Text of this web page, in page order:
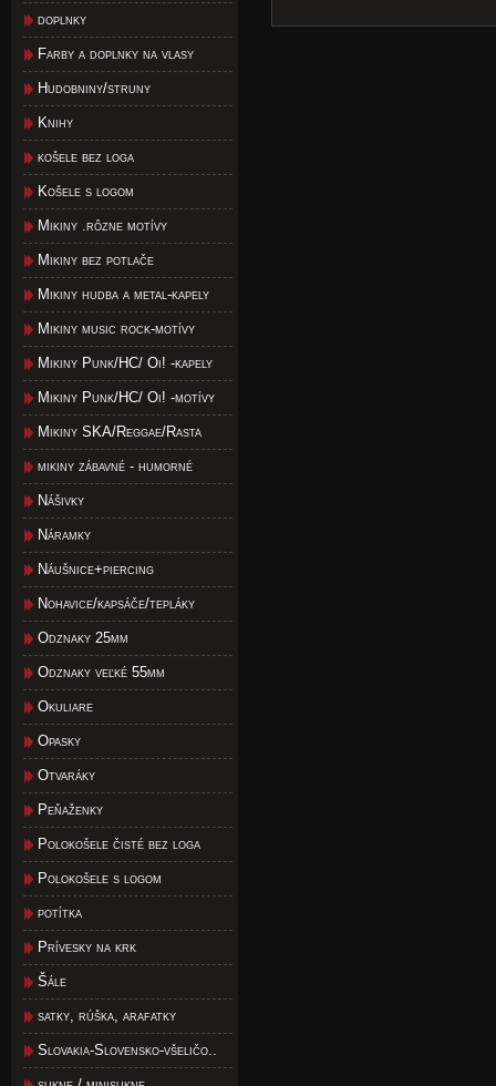
doplnky
Farby a doplnky na vlasy
Hudobniny/struny
Knihy
košele bez loga
Košele s logom
Mikiny .rôzne motívy
Mikiny bez potlače
Mikiny hudba a metal-kapely
Mikiny music rock-motívy
Mikiny Punk/HC/ Oi! -kapely
Mikiny Punk/HC/ Oi! -motívy
Mikiny SKA/Reggae/Rasta
mikiny zábavné - humorné
Nášivky
Náramky
Náušnice+piercing
Nohavice/kapsáče/tepláky
Odznaky 25mm
Odznaky veľké 55mm
Okuliare
Opasky
Otvaráky
Peňaženky
Polokošele čisté bez loga
Polokošele s logom
potítka
Prívesky na krk
Šále
satky, rúška, arafatky
Slovakia-Slovensko-všeličo..